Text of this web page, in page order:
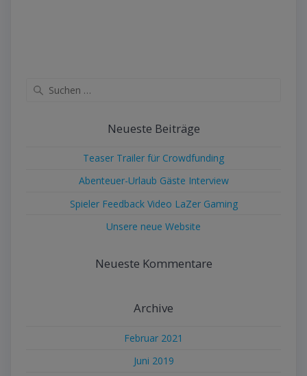
Neueste Beiträge
Teaser Trailer für Crowdfunding
Abenteuer-Urlaub Gäste Interview
Spieler Feedback Video LaZer Gaming
Unsere neue Website
Neueste Kommentare
Archive
Februar 2021
Juni 2019